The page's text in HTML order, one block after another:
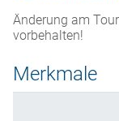
Änderung am
vorbehalten!
Merkmale